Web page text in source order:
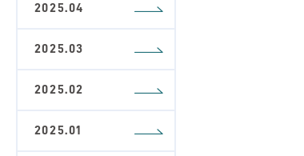
2025.04
2025.03
2025.02
2025.01